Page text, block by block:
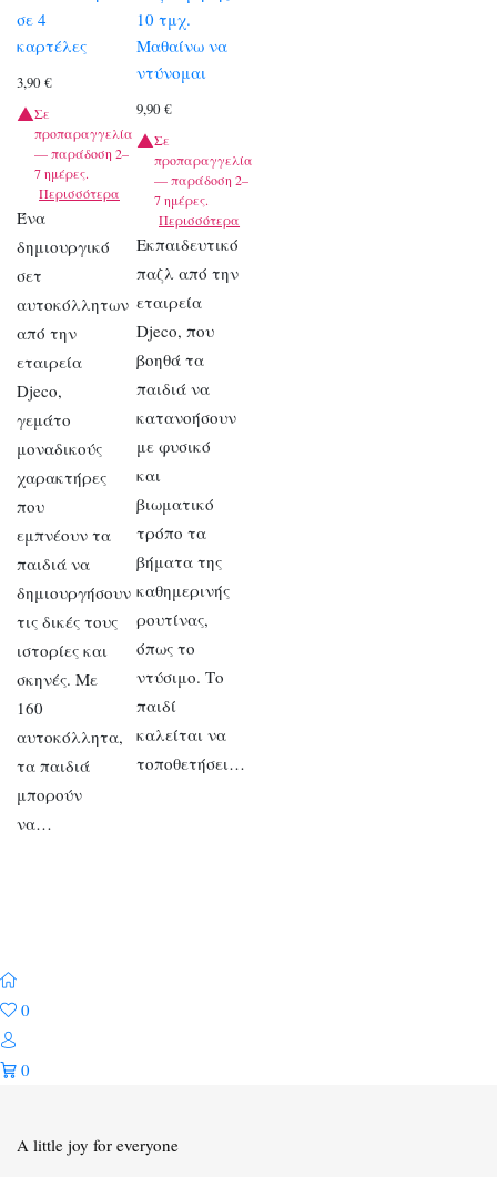
σε 4
καρτέλες
3,90 €
Σε
προπαραγγελία
— παράδοση 2–
7 ημέρες.
Περισσότερα
Ένα
δημιουργικό
σετ
αυτοκόλλητων
από την
εταιρεία
Djeco,
γεμάτο
μοναδικούς
χαρακτήρες
που
εμπνέουν τα
παιδιά να
δημιουργήσουν
τις δικές τους
ιστορίες και
σκηνές. Με
160
αυτοκόλλητα,
τα παιδιά
μπορούν
να…
10 τμχ.
Μαθαίνω να
ντύνομαι
9,90€
Σε
προπαραγγελία
— παράδοση 2–
7 ημέρες.
Περισσότερα
Εκπαιδευτικό
παζλ από την
εταιρεία
Djeco, που
βοηθά τα
παιδιά να
κατανοήσουν
με φυσικό
και
βιωματικό
τρόπο τα
βήματα της
καθημερινής
ρουτίνας,
όπως το
ντύσιμο. Το
παιδί
καλείται να
τοποθετήσει…
0
0
A little joy for everyone